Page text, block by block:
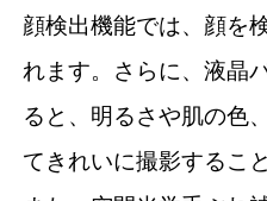
顔検出機能では、顔を
れます。さらに、液晶
ると、明るさや肌の色
てきれいに撮影するこ